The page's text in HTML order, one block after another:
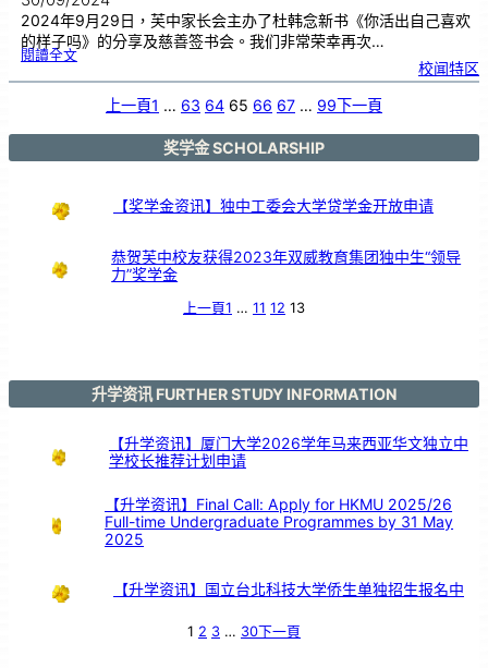
2024年9月29日，芙中家长会主办了杜韩念新书《你活出自己喜欢
的样子吗》的分享及慈善签书会。我们非常荣幸再次…
閱讀全文:杜
念
新
善
签
校闻特区
上一頁1 … 63 64 65 66 67 … 99下一頁
奖学金 SCHOLARSHIP
【奖学金资讯】独中工委会大学贷学金开放申请
恭贺芙中校友获得2023年双威教育集团独中生“领导
力”奖学金
上一頁1 … 11 12 13
升学资讯 FURTHER STUDY INFORMATION
【升学资讯】厦门大学2026学年马来西亚华文独立中
学校长推荐计划申请
【升学资讯】Final Call: Apply for HKMU 2025/26
Full-time Undergraduate Programmes by 31 May
2025
【升学资讯】国立台北科技大学侨生单独招生报名中
1 2 3 … 30下一頁